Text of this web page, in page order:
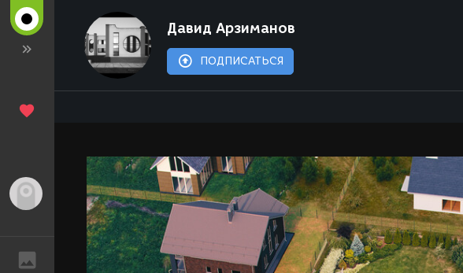
ГАЛЕРЕЯ
Давид Арзиманов
ПОДПИСАТЬСЯ